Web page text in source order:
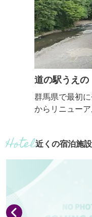
道の駅うえの
群馬県で最初
からリニュー
さい。 レストランでは、上野村名物のブラ
ンド肉「いの
産の十石みそ
こでしか食べ
流「神流川（
近くの宿泊施設